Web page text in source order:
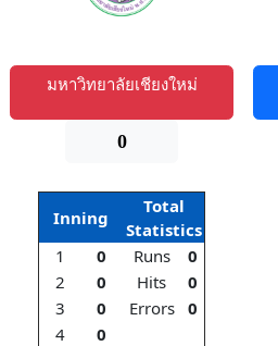
มหาวิทยาลัยเชียงใหม่
0
Inning
Total
Statistics
1
0 Runs
0
2
0 Hits
0
3
0 Errors
0
4
0